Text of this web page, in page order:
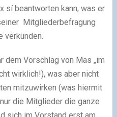
sí beantworten kann, was er
Mitgliederbefragung
verkünden.
dem Vorschlag von Mas „im
wirklich!), was aber nicht
mitzuwirken (was hiermit
die Mitglieder die ganze